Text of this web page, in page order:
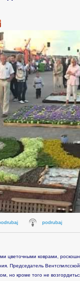
podrubaj
цветочными коврами,
Председатель
но кроме того не